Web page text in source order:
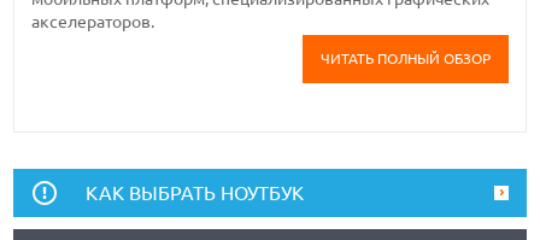
акселераторов.
ЧИТАТЬ ПОЛНЫЙ ОБЗОР
КАК ВЫБРАТЬ НОУТБУК